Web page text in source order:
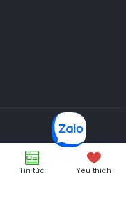
Tin tức Yêu thích